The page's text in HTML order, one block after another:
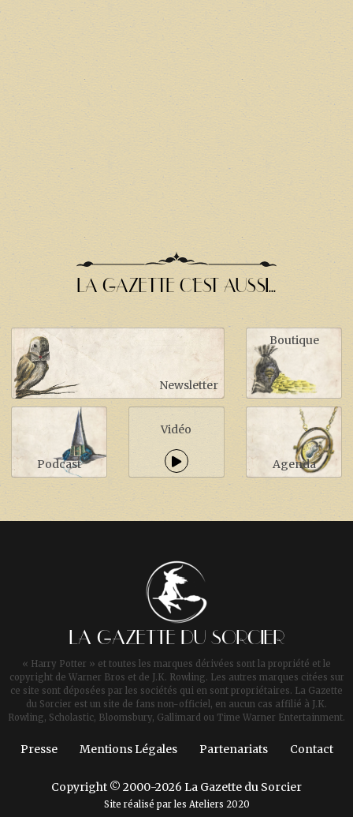
LA GAZETTE C'EST AUSSI...
Newsletter
Boutique
Podcast
Vidéo
Agenda
LA GAZETTE DU SORCIER
« Harry Potter » et toutes les marques dérivées sont la propriété et le
copyright de Warner Bros et de J.K. Rowling. Les autres marques citées sur
ce site sont déposées par les sociétés qui en sont propriétaires. La Gazette
du Sorcier est un site de fans non-officiel, en aucun cas affilié à J.K.
Rowling, Scholastic, Bloomsbury, Gallimard ou Time Warner Entertainment.
Presse Mentions Légales Partenariats Contact
Copyright © 2000-2026 La Gazette du Sorcier
Site réalisé par les Ateliers 2020